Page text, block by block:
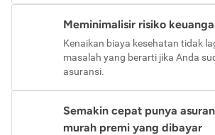
Meminimalisir risiko
Kenaikan biaya kesehatan tidak
masalah yang berarti jika Anda
asuransi.
Semakin cepat punya
murah premi yang dibayar